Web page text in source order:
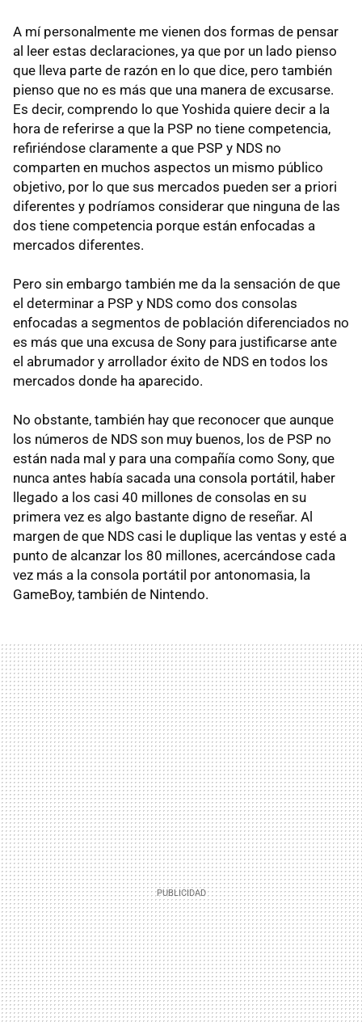
A mí personalmente me vienen dos formas de pensar
al leer estas declaraciones, ya que por un lado pienso
que lleva parte de razón en lo que dice, pero también
pienso que no es más que una manera de excusarse.
Es decir, comprendo lo que Yoshida quiere decir a la
hora de referirse a que la PSP no tiene competencia,
refiriéndose claramente a que PSP y NDS no
comparten en muchos aspectos un mismo público
objetivo, por lo que sus mercados pueden ser a priori
diferentes y podríamos considerar que ninguna de las
dos tiene competencia porque están enfocadas a
mercados diferentes.
Pero sin embargo también me da la sensación de que
el determinar a PSP y NDS como dos consolas
enfocadas a segmentos de población diferenciados no
es más que una excusa de Sony para justificarse ante
el abrumador y arrollador éxito de NDS en todos los
mercados donde ha aparecido.
No obstante, también hay que reconocer que aunque
los números de NDS son muy buenos, los de PSP no
están nada mal y para una compañía como Sony, que
nunca antes había sacada una consola portátil, haber
llegado a los casi 40 millones de consolas en su
primera vez es algo bastante digno de reseñar. Al
margen de que NDS casi le duplique las ventas y esté a
punto de alcanzar los 80 millones, acercándose cada
vez más a la consola portátil por antonomasia, la
GameBoy, también de Nintendo.